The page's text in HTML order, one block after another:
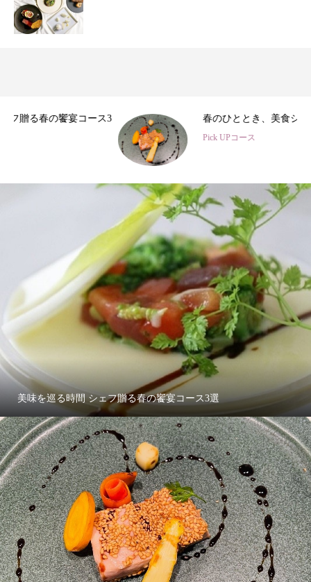
春のひととき、美食シェフ3名の特別コース
Pick UPコース
美味を巡る時間 シェフ贈る春の饗宴コース3選